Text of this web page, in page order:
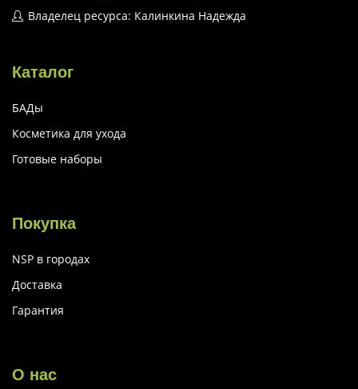
Владелец ресурса: Калинкина Надежда
Каталог
БАДы
Косметика для ухода
Готовые наборы
Покупка
NSP в городах
Доставка
Гарантия
О нас